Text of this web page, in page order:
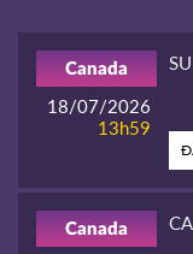
18/07/2026
13h59
Canada
Canada